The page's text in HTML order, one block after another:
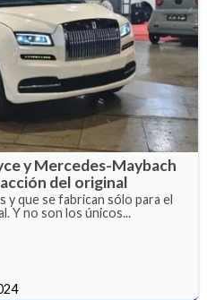
y Mercedes-Maybach
del original
y que se fabrican sólo para el
Y no son los únicos...